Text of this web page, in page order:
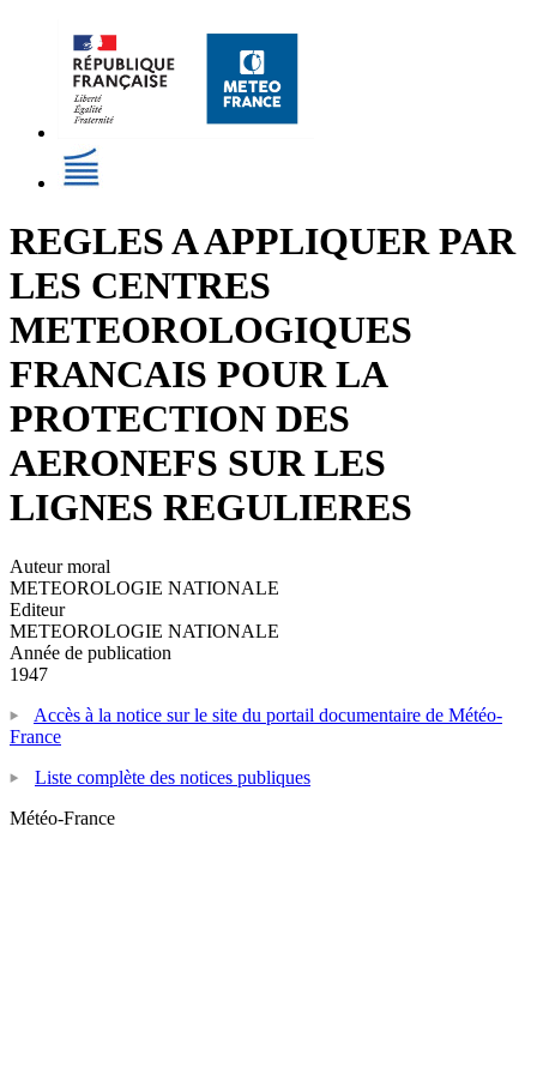
REGLES A APPLIQUER PAR
LES CENTRES
METEOROLOGIQUES
FRANCAIS POUR LA
PROTECTION DES
AERONEFS SUR LES
LIGNES REGULIERES
Auteur moral
METEOROLOGIE NATIONALE
Editeur
METEOROLOGIE NATIONALE
Année de publication
1947
Accès à la notice sur le site du portail documentaire de Météo-
France
Liste complète des notices publiques
Météo-France